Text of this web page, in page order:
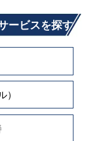
ービスを探す